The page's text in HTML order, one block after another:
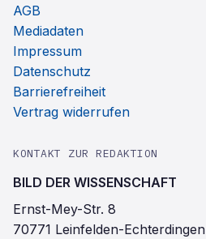
AGB
Mediadaten
Impressum
Datenschutz
Barrierefreiheit
Vertrag widerrufen
KONTAKT ZUR REDAKTION
BILD DER WISSENSCHAFT
Ernst-Mey-Str. 8
70771 Leinfelden-Echterdingen